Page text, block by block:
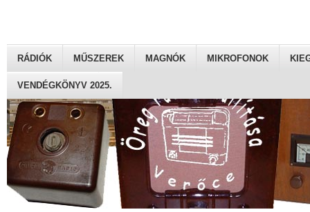
RÁDIÓK MŰSZEREK MAGNÓK MIKROFONOK
VENDÉGKÖNYV 2025.